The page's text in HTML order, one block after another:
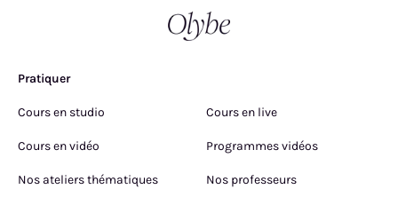
Pratiquer
Cours en studio Cours en live
Cours en vidéo Programmes vidéos
Nos ateliers thématiques Nos professeurs